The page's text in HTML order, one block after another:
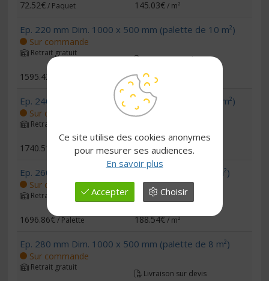
72.52€/ Paquet 145.03€/ m²
Ep. 220 mm Dim. 1000 x 500 mm (palette de 10 m²)
Sur commande
Retrait gratuit
Livraison sur devis
1595.42€ 159.54€
Ep. 240 mm Dim. 1000 x 500 mm (palette de 10 m²)
Sur commande
Retrait gratuit
1740.51€ / Palette 174.05€/ m²
Ep. 260 mm Dim. 1000 x 500 mm (palette de 9 m²)
Sur commande
Retrait gratuit
Livraison sur devis
1696.86€/ Palette 188.54€/ m²
Ep. 280 mm Dim. 1000 x 500 mm (palette de 8 m²)
Sur commande
Retrait gratuit
Livraison sur devis
Ce site utilise des cookies anonymes
pour mesurer ses audiences.
En savoir plus
Accepter Choisir